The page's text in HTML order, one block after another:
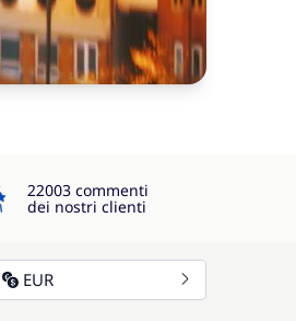
22003 commenti
dei nostri clienti
EUR